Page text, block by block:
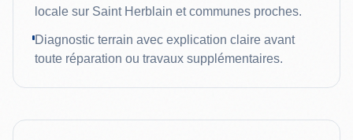
locale sur Saint Herblain et communes proches.
Diagnostic terrain avec explication claire avant
toute réparation ou travaux supplémentaires.